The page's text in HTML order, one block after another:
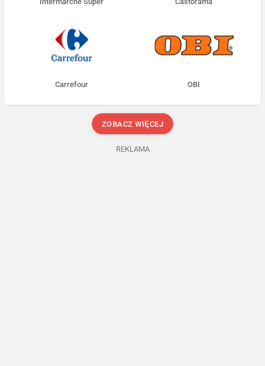
Carrefour OBI
ZOBACZ WIĘCEJ
REKLAMA